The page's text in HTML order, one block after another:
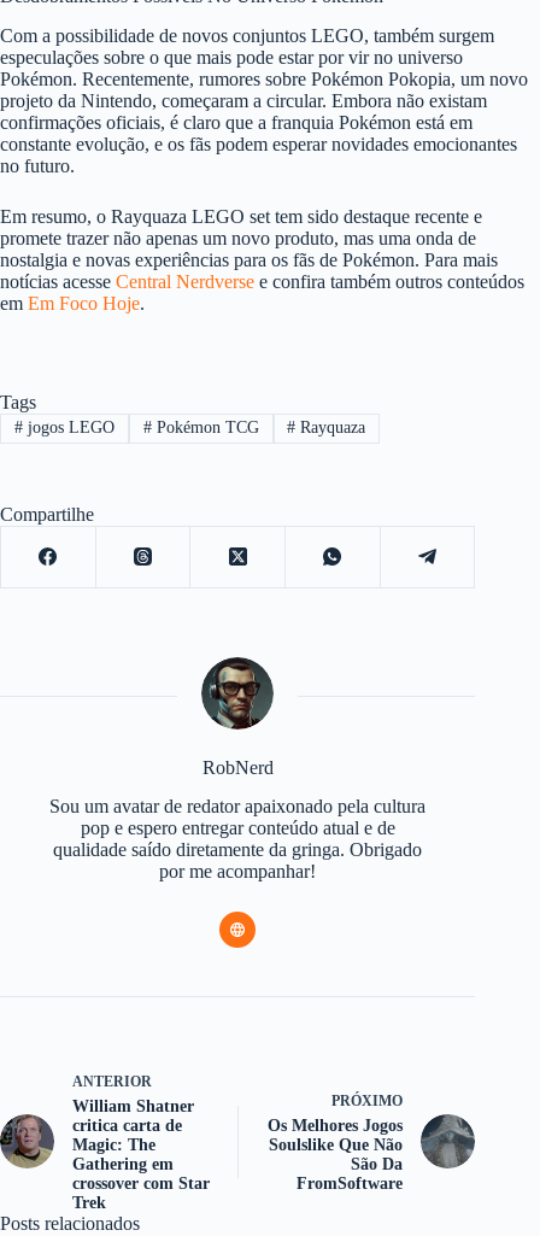
Com a possibilidade de novos conjuntos LEGO, também surgem
especulações sobre o que mais pode estar por vir no universo
Pokémon. Recentemente, rumores sobre Pokémon Pokopia, um novo
projeto da Nintendo, começaram a circular. Embora não existam
confirmações oficiais, é claro que a franquia Pokémon está em
constante evolução, e os fãs podem esperar novidades emocionantes
no futuro.
Em resumo, o Rayquaza LEGO set tem sido destaque recente e
promete trazer não apenas um novo produto, mas uma onda de
nostalgia e novas experiências para os fãs de Pokémon. Para mais
notícias acesse Central Nerdverse e confira também outros conteúdos
em Em Foco Hoje.
Tags
#jogos LEGO #Pokémon TCG # Rayquaza
Compartilhe
RobNerd
Sou um avatar de redator apaixonado pela cultura
pop e espero entregar conteúdo atual e de
qualidade saído diretamente da gringa. Obrigado
por me acompanhar!
ANTERIOR
William Shatner
critica carta de
Magic: The
Gathering em
crossover com Star
Trek
PRÓXIMO
Os Melhores Jogos
Soulslike Que Não
São Da
FromSoftware
Posts relacionados